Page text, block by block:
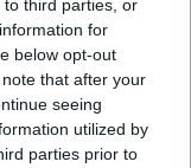
third parties, or
for
below opt-out
that after your
seeing
utilized by
parties prior to
non hanno alcuna
in estate